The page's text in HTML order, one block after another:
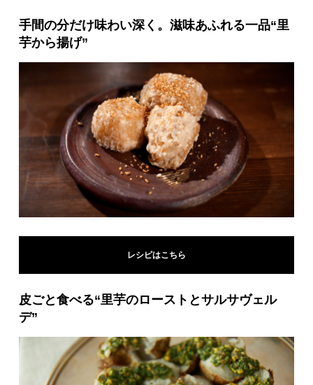
手間の分だけ味わい深く。滋味あふれる一品“里
芋から揚げ”
レシピはこちら
皮ごと食べる“里芋のローストとサルサヴェル
デ”